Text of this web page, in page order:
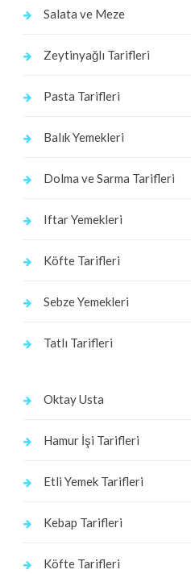
Salata ve Meze
Zeytinyağlı Tarifleri
Pasta Tarifleri
Balık Yemekleri
Dolma ve Sarma Tarifleri
Iftar Yemekleri
Köfte Tarifleri
Sebze Yemekleri
Tatlı Tarifleri
Oktay Usta
Hamur İşi Tarifleri
Etli Yemek Tarifleri
Kebap Tarifleri
Köfte Tarifleri